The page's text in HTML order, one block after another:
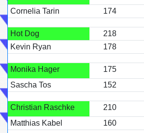
Cornelia Tarin
174
Hot Dog 218
Kevin Ryan
178
Monika Hager 175
Sascha Tos
152
Christian Raschke 210
Matthias Kabel
160